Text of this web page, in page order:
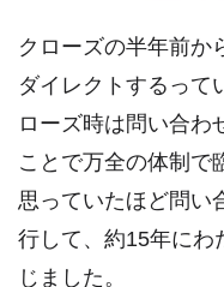
クローズの半年前か
ダイレクトするって
ローズ時は問い合わ
ことで万全の体制で
思っていたほど問い
行して、約15年にわ
じました。